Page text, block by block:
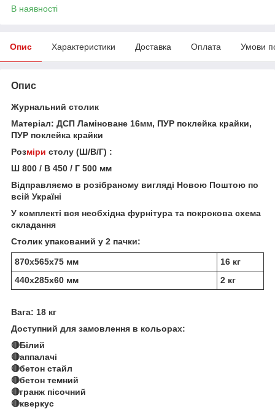
В наявності
Опис Характеристики Доставка Оплата Умови
Опис
Журнальний столик
Матеріал: ДСП Ламіноване 16мм, ПУР поклейка крайки,
ПУР поклейка крайки
Розміри столу (Ш/В/Г) :
Ш 800 / В 450 / Г 500 мм
Відправляємо в розібраному вигляді Новою Поштою по
всій Україні
У комплекті вся необхідна фурнітура та покрокова схема
складання
Столик упакований у 2 пачки:
870х565х75 мм
16 кг
440х285х60 мм
2 кг
Вага: 18 кг
Доступний для замовлення в кольорах:
🔴Білий
🔴аппалачі
🔴бетон стайл
🔴бетон темний
🔴гранж пісочний
🔴кверкус